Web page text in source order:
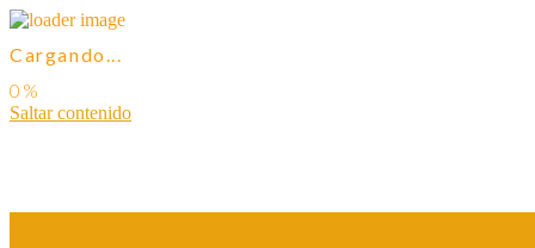
Cargando...
Saltar contenido